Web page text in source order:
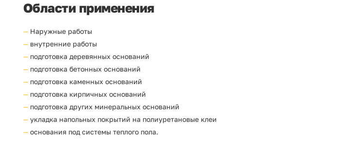
Области применения
Наружные работы
внутренние работы
подготовка деревянных оснований
подготовка бетонных оснований
подготовка каменных оснований
подготовка кирпичных оснований
подготовка других минеральных оснований
укладка напольных покрытий на полиуретановые клеи
основания под системы теплого пола.